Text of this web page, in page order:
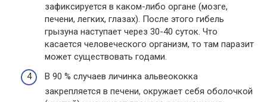
зафиксируется в каком-либо органе (мозге,
печени, легких, глазах). После этого гибель
грызуна наступает через 30-40 суток. Что
касается человеческого организм, то там паразит
может существовать годами.
В 90 % случаев личинка альвеококка
закрепляется в печени, окружает себя оболочкой